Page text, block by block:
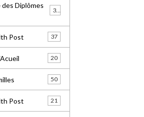
des Diplômes
36
Post 37
20
50
Post 21